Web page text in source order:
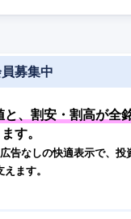
募集中
、割安・割高が全
す。
告なしの快適表示で、投
ます。